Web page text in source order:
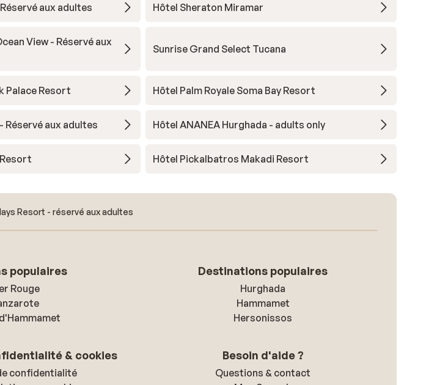
aux adultes Hôtel Sheraton Miramar
View - Réservé aux
Sunrise Grand Select Tucana
Palace Resort Hôtel Palm Royale Soma Bay Resort
Réservé aux adultes Hôtel ANANEA Hurghada - adults only
Hôtel Pickalbatros Makadi Resort
Resort - réservé aux adultes
populaires
Rouge
Destinations populaires
Hurghada
Hammamet
Hersonissos
& cookies
confidentialité
Besoin d'aide ?
Questions & contact